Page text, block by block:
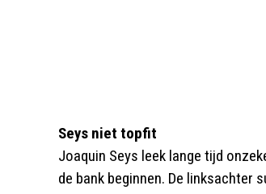
Seys niet topfit
Joaquin Seys leek lange tijd
de bank beginnen. De linksachter